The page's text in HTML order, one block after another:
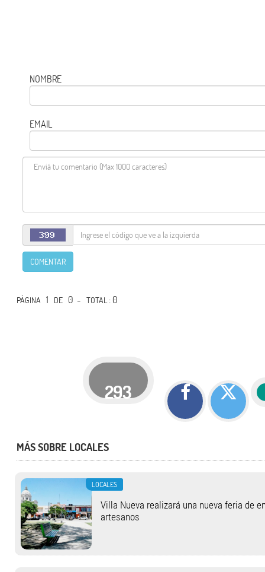
NOMBRE
EMAIL
COMENTAR
PÁGINA 1 DE 0 -TOTAL: 0
293
MÁS SOBRE LOCALES
LOCALES
Villa Nueva realizará una nueva feria de
artesanos